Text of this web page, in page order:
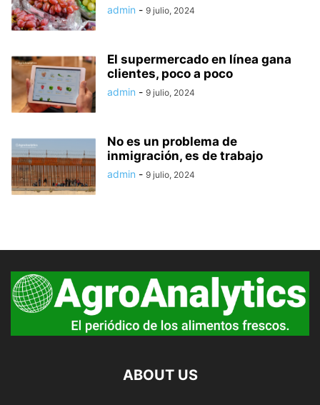
admin - 9 julio, 2024
El supermercado en línea gana
clientes, poco a poco
admin - 9 julio, 2024
No es un problema de
inmigración, es de trabajo
admin - 9 julio, 2024
ABOUT US